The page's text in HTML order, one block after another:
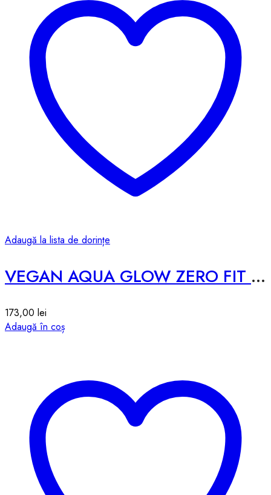
Adaugă la lista de dorințe
VEGAN AQUA GLOW ZERO FIT CUSHION SPF50 – # 1 PURE – 12g
173,00 lei
Adaugă în coș